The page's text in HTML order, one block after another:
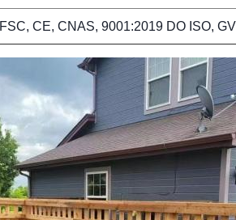
FSC, CE, CNAS, 9001:2019 DO ISO, GV